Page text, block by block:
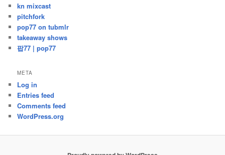
kn mixcast
pitchfork
pop77 on tubmlr
takeaway shows
팝77 | pop77
META
Log in
Entries feed
Comments feed
WordPress.org